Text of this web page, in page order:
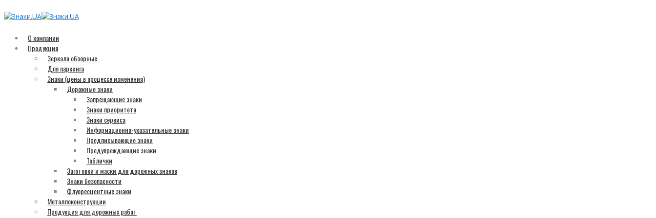
О компании
Продукция
Зеркала обзорные
Для паркинга
Знаки (цены в процессе изменения)
Дорожные знаки
Запрещающие знаки
Знаки приоритета
Знаки сервиса
Информационно-указательные знаки
Предписывающие знаки
Предупреждающие знаки
Таблички
Заготовки и маски для дорожных знаков
Знаки безопасности
Флуоресцентные знаки
Металлоконструкции
Продукция для дорожных работ